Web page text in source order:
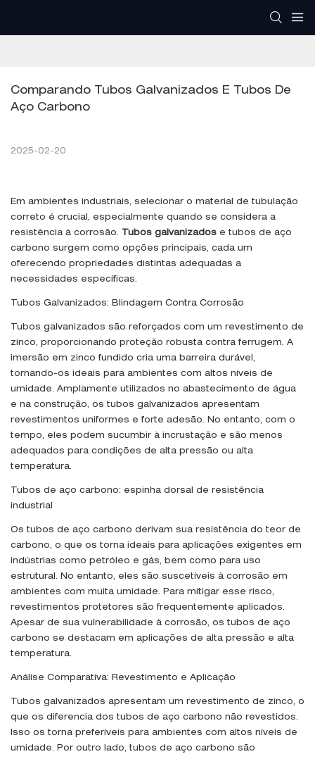
Comparando Tubos Galvanizados E Tubos De
Aço Carbono
2025-02-20
Em ambientes industriais, selecionar o material de tubulação
correto é crucial, especialmente quando se considera a
resistência à corrosão.
Tubos galvanizados e tubos de aço
carbono surgem como opções principais, cada um
oferecendo propriedades distintas adequadas a
necessidades específicas.
Tubos Galvanizados: Blindagem Contra Corrosão
Tubos galvanizados são reforçados com um revestimento de
zinco, proporcionando proteção robusta contra ferrugem. A
imersão em zinco fundido cria uma barreira durável,
tornando-os ideais para ambientes com altos níveis de
umidade. Amplamente utilizados no abastecimento de água
e na construção, os tubos galvanizados apresentam
revestimentos uniformes e forte adesão. No entanto, com o
tempo, eles podem sucumbir à incrustação e são menos
adequados para condições de alta pressão ou alta
temperatura.
Tubos de aço carbono: espinha dorsal de resistência
industrial
Os tubos de aço carbono derivam sua resistência do teor de
carbono, o que os torna ideais para aplicações exigentes em
indústrias como petróleo e gás, bem como para uso
estrutural. No entanto, eles são suscetíveis à corrosão em
ambientes com muita umidade. Para mitigar esse risco,
revestimentos protetores são frequentemente aplicados.
Apesar de sua vulnerabilidade à corrosão, os tubos de aço
carbono se destacam em aplicações de alta pressão e alta
temperatura.
Análise Comparativa: Revestimento e Aplicação
Tubos galvanizados apresentam um revestimento de zinco, o
que os diferencia dos tubos de aço carbono não revestidos.
Isso os torna preferíveis para ambientes com altos níveis de
umidade. Por outro lado, tubos de aço carbono são